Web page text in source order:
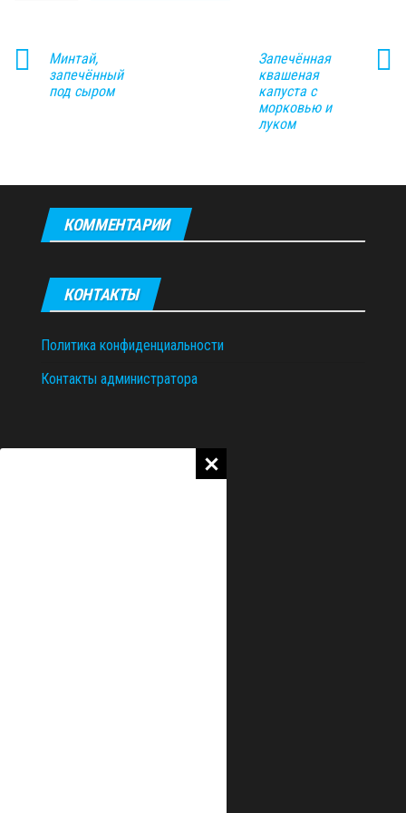
Минтай,
запечённый
под сыром
Запечённая
квашеная
капуста с
морковью и
луком
КОММЕНТАРИИ
КОНТАКТЫ
Политика конфиденциальности
Контакты администратора